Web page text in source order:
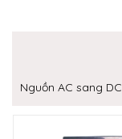
Nguồn AC sang DC